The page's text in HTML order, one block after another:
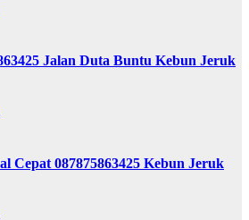
Jalan Duta Buntu Kebun Jeruk
Cepat 087875863425 Kebun Jeruk